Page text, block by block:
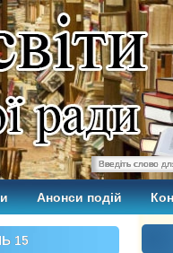
Анонси подій
15